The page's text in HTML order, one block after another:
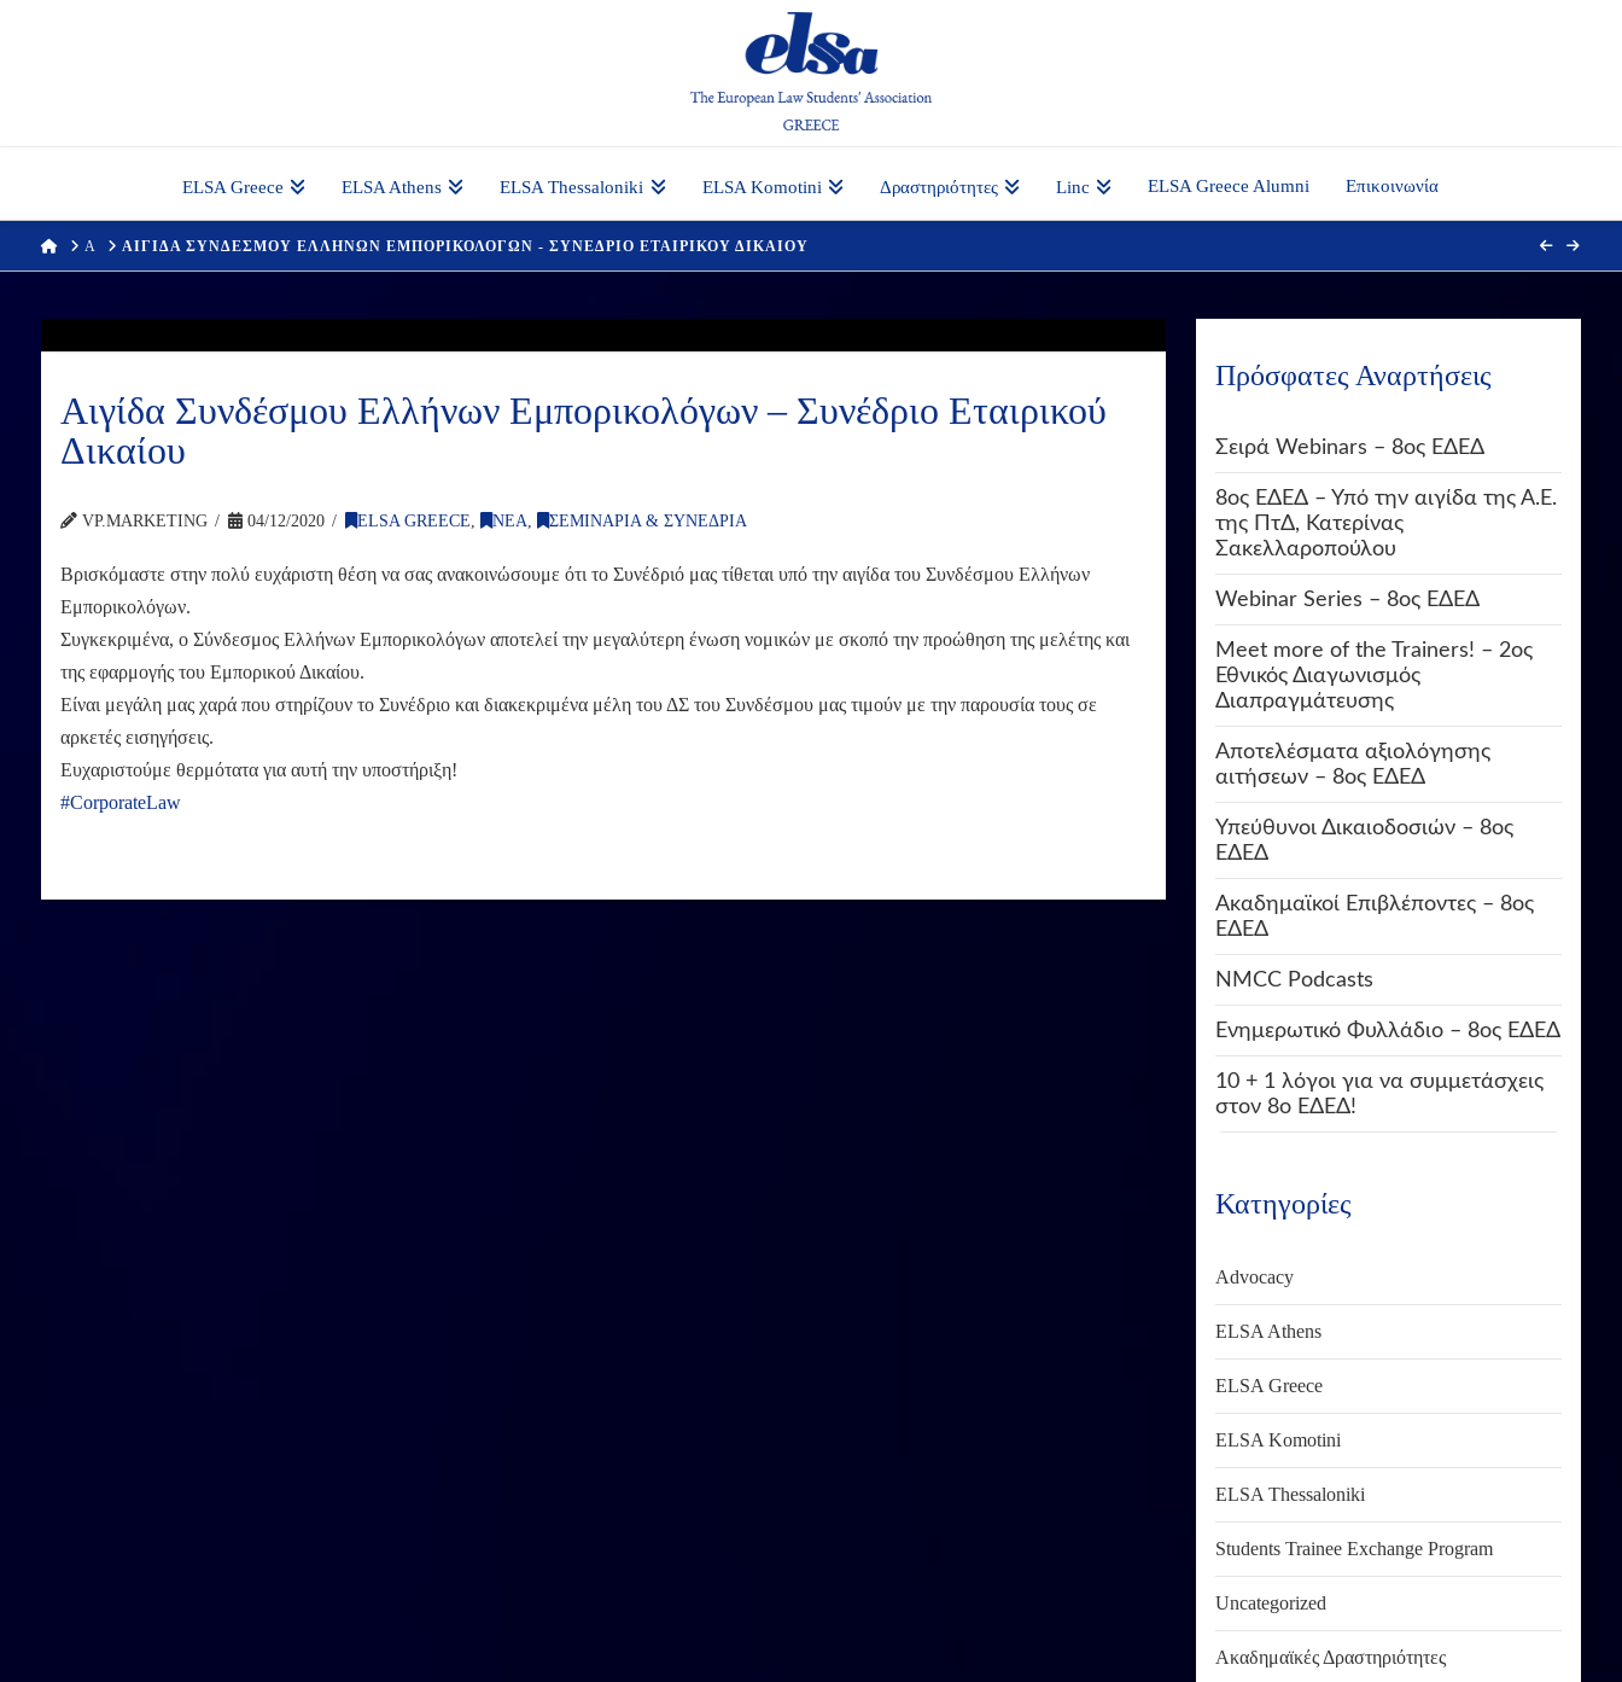
ELSA Greece ELSA Athens ELSA Thessaloniki ELSA Komotini Δραστηριότητες Linc ELSA Greece Alumni Επικοινωνία
HOME
Α ΑΙΓΙΔΑ ΣΥΝΔΕΣΜΟΥ ΕΛΛΗΝΩΝ ΕΜΠΟΡΙΚΟΛΟΓΩΝ - ΣΥΝΕΔΡΙΟ ΕΤΑΙΡΙΚΟΥ ΔΙΚΑΙΟΥ
Αιγίδα Συνδέσμου Ελλήνων Εμπορικολόγων – Συνέδριο Εταιρικού
Δικαίου
VP.MARKETING 04/12/2020 ELSA GREECE, ΝΕΑ, ΣΕΜΙΝΑΡΙΑ & ΣΥΝΕΔΡΙΑ
Βρισκόμαστε στην πολύ ευχάριστη θέση να σας ανακοινώσουμε ότι το Συνέδριό μας τίθεται υπό την αιγίδα του Συνδέσμου Ελλήνων
Εμπορικολόγων.
Συγκεκριμένα, ο Σύνδεσμος Ελλήνων Εμπορικολόγων αποτελεί την μεγαλύτερη ένωση νομικών με σκοπό την προώθηση της μελέτης και
της εφαρμογής του Εμπορικού Δικαίου.
Είναι μεγάλη μας χαρά που στηρίζουν το Συνέδριο και διακεκριμένα μέλη του ΔΣ του Συνδέσμου μας τιμούν με την παρουσία τους σε
αρκετές εισηγήσεις.
Ευχαριστούμε θερμότατα για αυτή την υποστήριξη!
#CorporateLaw
Πρόσφατες Αναρτήσεις
Σειρά Webinars – 8ος ΕΔΕΔ
8ος ΕΔΕΔ – Υπό την αιγίδα της Α.Ε.
της ΠτΔ, Κατερίνας
Σακελλαροπούλου
Webinar Series – 8ος ΕΔΕΔ
Meet more of the Trainers! – 2ος
Εθνικός Διαγωνισμός
Διαπραγμάτευσης
Αποτελέσματα αξιολόγησης
αιτήσεων – 8ος ΕΔΕΔ
Υπεύθυνοι Δικαιοδοσιών – 8ος
ΕΔΕΔ
Ακαδημαϊκοί Επιβλέποντες – 8ος
ΕΔΕΔ
NMCC Podcasts
Ενημερωτικό Φυλλάδιο – 8ος ΕΔΕΔ
10 + 1 λόγοι για να συμμετάσχεις
στον 8ο ΕΔΕΔ!
Κατηγορίες
Advocacy
ELSA Athens
ELSA Greece
ELSA Komotini
ELSA Thessaloniki
Students Trainee Exchange Program
Uncategorized
Ακαδημαϊκές Δραστηριότητες